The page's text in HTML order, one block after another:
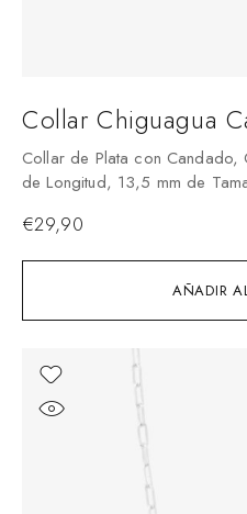
AÑADIR
Collar Chiguagua
Collar de Plata con
de Longitud, 13,5 mm de
€29,90